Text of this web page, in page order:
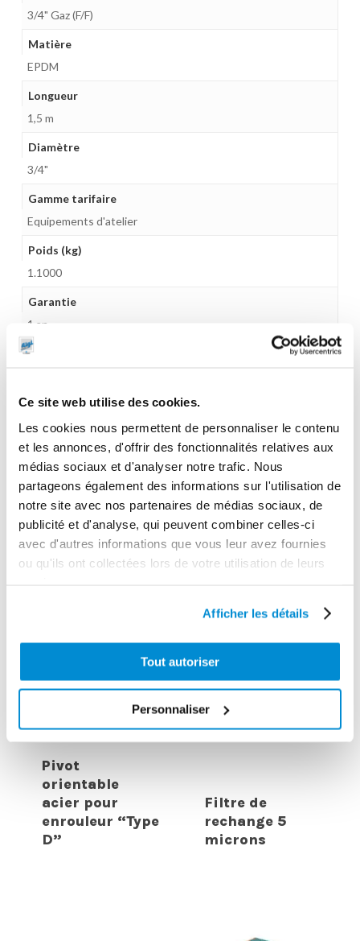
Ce site web utilise des cookies.
Les cookies nous permettent de personnaliser le contenu
et les annonces, d'offrir des fonctionnalités relatives aux
médias sociaux et d'analyser notre trafic. Nous
partageons également des informations sur l'utilisation de
notre site avec nos partenaires de médias sociaux, de
publicité et d'analyse, qui peuvent combiner celles-ci
avec d'autres informations que vous leur avez fournies
ou qu'ils ont collectées lors de votre utilisation de leurs
Afficher les détails
Tout autoriser
Personnaliser
3/4" Gaz (F/F)
Matière
EPDM
Longueur
1,5 m
Diamètre
3/4"
Gamme tarifaire
Equipements d'atelier
Poids (kg)
1.1000
Garantie
1 an
Gencode
CES PRODUITS PEUVENT VOUS
INTERESSER
Pivot
orientable
acier pour
enrouleur “Type
D”
Filtre de
rechange 5
microns